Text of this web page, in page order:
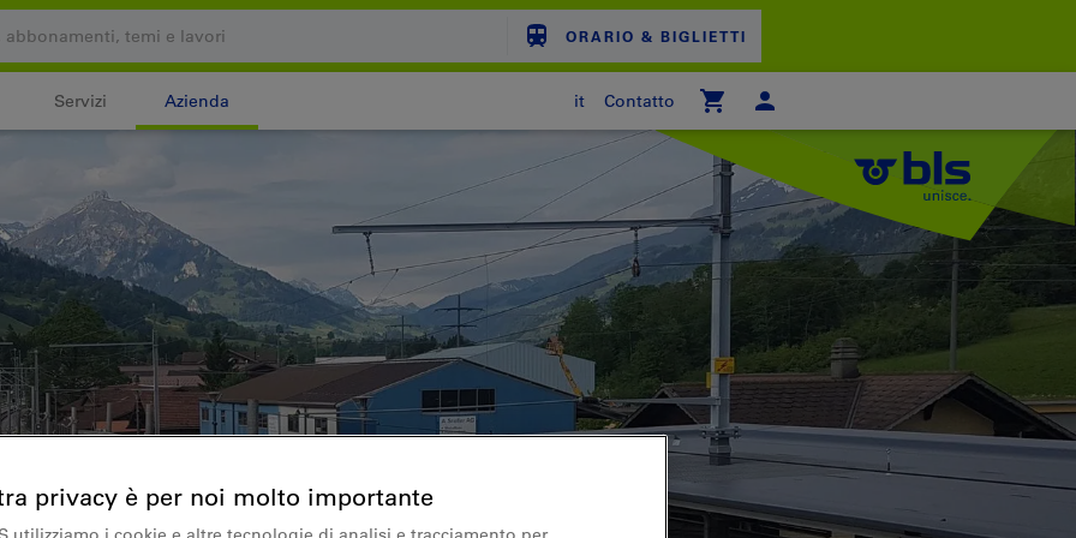
ORARIO & BIGLIETTI
Servizi Azienda it
Contatto
CARRELLO
privacy è per noi molto importante